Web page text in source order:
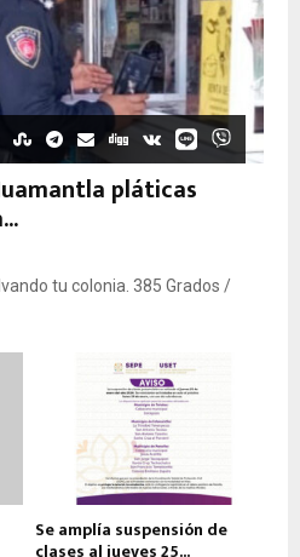
pláticas
tu colonia. 385 Grados /
Se amplía suspensión de